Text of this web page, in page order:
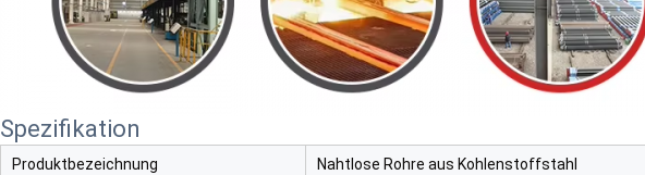
Spezifikation
Produktbezeichnung Nahtlose Rohre aus Kohlenstoffstahl